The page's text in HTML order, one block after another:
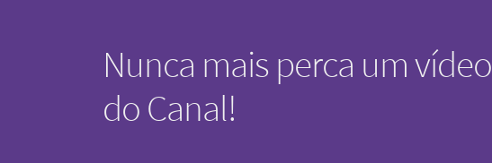
Nunca mais perca um vídeo
do Canal!